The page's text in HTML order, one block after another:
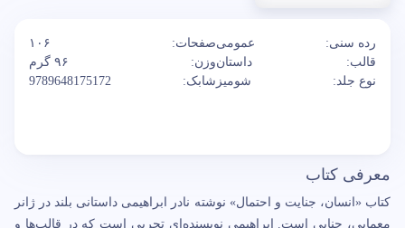
رده سنی:
عمومی
قالب:
داستان
نوع جلد:
شومیز
صفحات:
۱۰۶
وزن:
۹۶ گرم
شابک:
9789648175172
معرفی کتاب
کتاب «انسان، جنایت و احتمال» نوشته نادر ابراهیمی داستانی بلند در ژانر
معمایی، جنایی است. ابراهیمی نویسنده‌ای تجربی است که در قالب‌ها و